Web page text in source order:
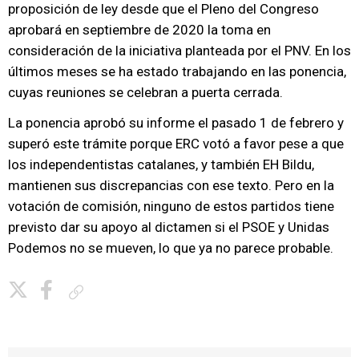
proposición de ley desde que el Pleno del Congreso
aprobará en septiembre de 2020 la toma en
consideración de la iniciativa planteada por el PNV. En los
últimos meses se ha estado trabajando en las ponencia,
cuyas reuniones se celebran a puerta cerrada.
La ponencia aprobó su informe el pasado 1 de febrero y
superó este trámite porque ERC votó a favor pese a que
los independentistas catalanes, y también EH Bildu,
mantienen sus discrepancias con ese texto. Pero en la
votación de comisión, ninguno de estos partidos tiene
previsto dar su apoyo al dictamen si el PSOE y Unidas
Podemos no se mueven, lo que ya no parece probable.